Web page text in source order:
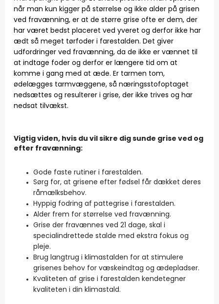
når man kun kigger på størrelse og ikke alder på grisen
ved fravænning, er at de større grise ofte er dem, der
har været bedst placeret ved yveret og derfor ikke har
ædt så meget tørfoder i farestalden. Det giver
udfordringer ved fravænning, da de ikke er vænnet til
at indtage foder og derfor er længere tid om at
komme i gang med at æde. Er tarmen tom,
ødelægges tarmvæggene, så næringsstofoptaget
nedsættes og resulterer i grise, der ikke trives og har
nedsat tilvækst.
Vigtig viden, hvis du vil sikre dig sunde grise ved og
efter fravænning:
Gode faste rutiner i farestalden.
Sørg for, at grisene efter fødsel får dækket deres
råmælksbehov.
Hyppig fodring af pattegrise i farestalden.
Alder frem for størrelse ved fravænning.
Grise der fravænnes ved 21 dage, skal i
specialindrettede stalde med ekstra fokus og
pleje.
Brug langtrug i klimastalden for at stimulere
grisenes behov for væskeindtag og ædepladser.
Kvaliteten af grise i farestalden kendetegner
kvaliteten i din klimastald.